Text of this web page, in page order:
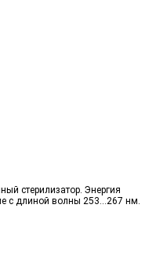
стерилизатор. Энергия
с длиной волны 253...267 нм.